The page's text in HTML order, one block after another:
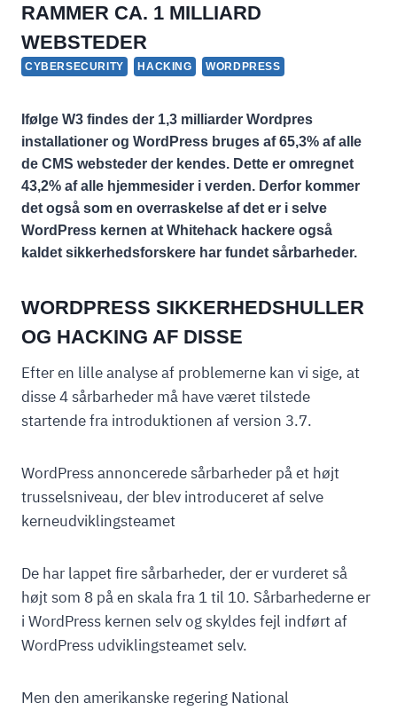
RAMMER CA. 1 MILLIARD
WEBSTEDER
CYBERSECURITY HACKING WORDPRESS
Ifølge W3 findes der 1,3 milliarder Wordpres
installationer og WordPress bruges af 65,3% af alle
de CMS websteder der kendes. Dette er omregnet
43,2% af alle hjemmesider i verden. Derfor kommer
det også som en overraskelse af det er i selve
WordPress kernen at Whitehack hackere også
kaldet sikkerhedsforskere har fundet sårbarheder.
WORDPRESS SIKKERHEDSHULLER
OG HACKING AF DISSE
Efter en lille analyse af problemerne kan vi sige, at
disse 4 sårbarheder må have været tilstede
startende fra introduktionen af version 3.7.
WordPress annoncerede sårbarheder på et højt
trusselsniveau, der blev introduceret af selve
kerneudviklingsteamet
De har lappet fire sårbarheder, der er vurderet så
højt som 8 på en skala fra 1 til 10. Sårbarhederne er
i WordPress kernen selv og skyldes fejl indført af
WordPress udviklingsteamet selv.
Men den amerikanske regering National